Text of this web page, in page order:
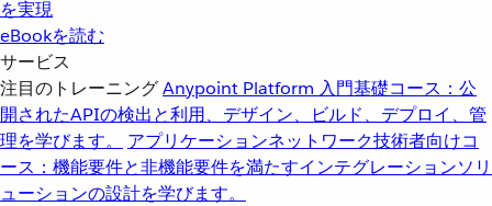
を実現
eBookを読む
サービス
注目のトレーニングAnypoint Platform 入門基礎コース：公
開されたAPIの検出と利用、デザイン、ビルド、デプロイ、管
理を学びます。
アプリケーションネットワーク技術者向けコ
ース：機能要件と非機能要件を満たすインテグレーションソリ
ューションの設計を学びます。